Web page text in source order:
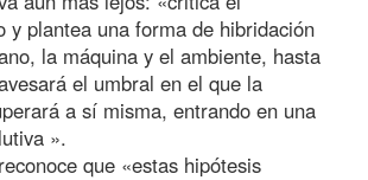
y plantea una forma de hibridación
la máquina y el ambiente, hasta
el umbral en el que la
a sí misma, entrando en una
».
que «estas hipótesis